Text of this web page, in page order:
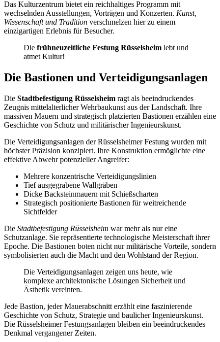
Das Kulturzentrum bietet ein reichhaltiges Programm mit
wechselnden Ausstellungen, Vorträgen und Konzerten. Kunst,
Wissenschaft und Tradition verschmelzen hier zu einem
einzigartigen Erlebnis für Besucher.
Die frühneuzeitliche Festung Rüsselsheim lebt und
atmet Kultur!
Die Bastionen und Verteidigungsanlagen
Die Stadtbefestigung Rüsselsheim ragt als beeindruckendes
Zeugnis mittelalterlicher Wehrbaukunst aus der Landschaft. Ihre
massiven Mauern und strategisch platzierten Bastionen erzählen eine
Geschichte von Schutz und militärischer Ingenieurskunst.
Die Verteidigungsanlagen der Rüsselsheimer Festung wurden mit
höchster Präzision konzipiert. Ihre Konstruktion ermöglichte eine
effektive Abwehr potenzieller Angreifer:
Mehrere konzentrische Verteidigungslinien
Tief ausgegrabene Wallgräben
Dicke Backsteinmauern mit Schießscharten
Strategisch positionierte Bastionen für weitreichende
Sichtfelder
Die Stadtbefestigung Rüsselsheim war mehr als nur eine
Schutzanlage. Sie repräsentierte technologische Meisterschaft ihrer
Epoche. Die Bastionen boten nicht nur militärische Vorteile, sondern
symbolisierten auch die Macht und den Wohlstand der Region.
Die Verteidigungsanlagen zeigen uns heute, wie
komplexe architektonische Lösungen Sicherheit und
Ästhetik vereinten.
Jede Bastion, jeder Mauerabschnitt erzählt eine faszinierende
Geschichte von Schutz, Strategie und baulicher Ingenieurskunst.
Die Rüsselsheimer Festungsanlagen bleiben ein beeindruckendes
Denkmal vergangener Zeiten.